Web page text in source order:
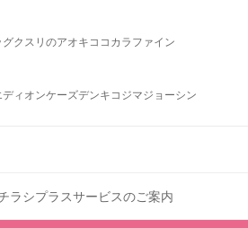
グクスリのアオキ ココカラファイン
ディオンケーズデンキ コジマジョーシン
ラシプラスサービスのご案内